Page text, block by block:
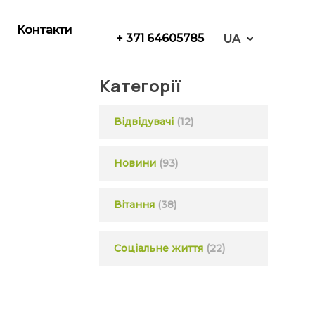
Контакти
+ 371 64605785 UA
Категорії
Відвідувачі(12)
Новини(93)
Вітання(38)
Соціальне життя(22)